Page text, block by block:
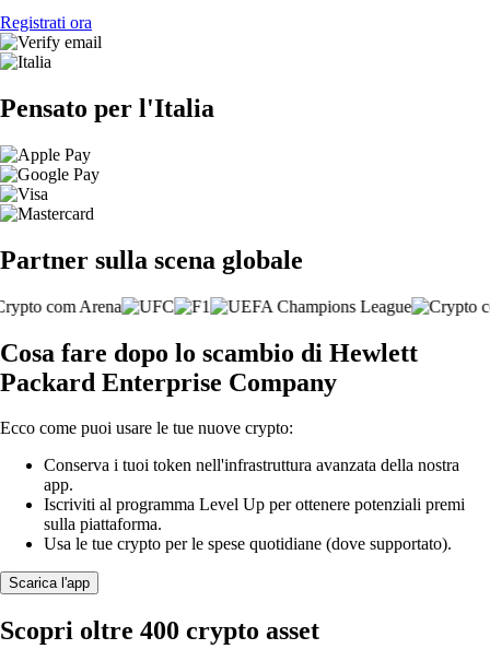
Registrati ora
Pensato per l'Italia
Partner sulla scena globale
Cosa fare dopo lo scambio di Hewlett
Packard Enterprise Company
Ecco come puoi usare le tue nuove crypto:
Conserva i tuoi token nell'infrastruttura avanzata della nostra
app.
Iscriviti al programma Level Up per ottenere potenziali premi
sulla piattaforma.
Usa le tue crypto per le spese quotidiane (dove supportato).
Scarica l'app
Scopri oltre 400 crypto asset